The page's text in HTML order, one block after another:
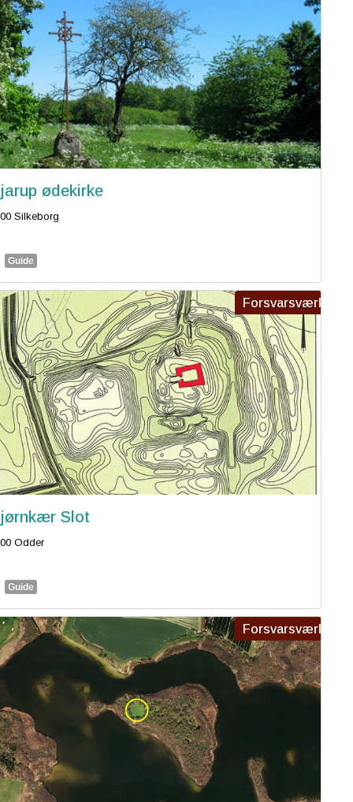
ødekirke
Silkeborg
Guide
Forsvarsværk
Slot
Odder
Guide
Forsvarsværk